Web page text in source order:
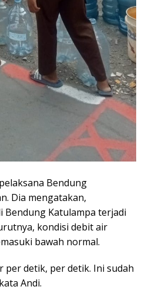
Bendung
Dia mengatakan,
Katulampa terjadi
kondisi debit air
bawah normal.
per detik, per detik. Ini sudah
Andi.